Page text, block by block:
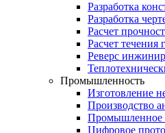
Разработка
Разработка
Расчет
Расчет течения
Реверс
Промышленность
Изготовление
Производство
Промышленное
Цифровое